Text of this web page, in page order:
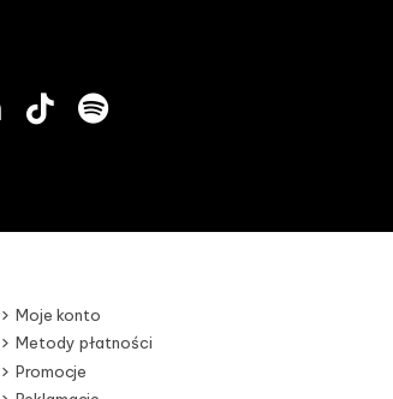
Moje konto
Metody płatności
Promocje